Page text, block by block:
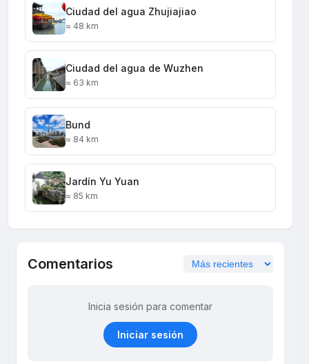
Ciudad del agua Zhujiajiao
≈ 48 km
Ciudad del agua de Wuzhen
≈ 63 km
Bund
≈ 84 km
Jardín Yu Yuan
≈ 85 km
Comentarios
Inicia sesión para comentar
Iniciar sesión